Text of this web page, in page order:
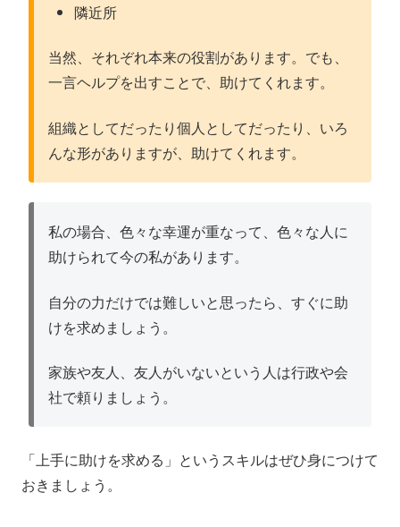
隣近所
当然、それぞれ本来の役割があります。でも、
一言ヘルプを出すことで、助けてくれます。
組織としてだったり個人としてだったり、いろ
んな形がありますが、助けてくれます。
私の場合、色々な幸運が重なって、色々な人に
助けられて今の私があります。
自分の力だけでは難しいと思ったら、すぐに助
けを求めましょう。
家族や友人、友人がいないという人は行政や会
社で頼りましょう。
「上手に助けを求める」というスキルはぜひ身につけて
おきましょう。